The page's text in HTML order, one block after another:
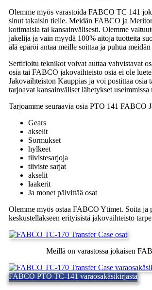
Olemme myös varastoida FABCO TC 141
sinut takaisin tielle. Meidän FABCO ja
kotimaisia ​​tai kansainvälisesti. Olemme
jakelija ja vain myydä 100% aitoja tuotteita
älä epäröi antaa meille soittaa ja puhua
Sertifioitu teknikot voivat auttaa vahvistavat
osia tai FABCO jakovaihteisto osia ei ole
Jakovaihteiston Kauppias ja voi postittaa osia
tarjoavat kansainväliset lähetykset useimmissa
Tarjoamme seuraavia osia PTO 141 FABCO
Gears
akselit
Sormukset
hylkeet
tiivistesarjoja
tiiviste sarjat
akselit
laakerit
Ja monet päivittää osat
Olemme myös ostaa FABCO Ytimet. Soita ja
keskustellakseen erityisistä jakovaihteisto
Meillä on varastossa jokaisen
FABCO PTO TC-141 varaosakäsikirjasta